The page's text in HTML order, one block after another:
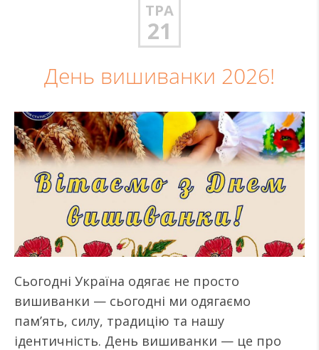
ТРА
21
День вишиванки 2026!
️Сьогодні Україна одягає не просто
вишиванки — сьогодні ми одягаємо
пам’ять, силу, традицію та нашу
ідентичність. День вишиванки — це про